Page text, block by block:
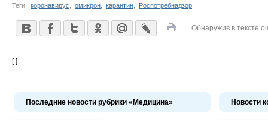
Теги: коронавирус омикрон карантин Роспотребнадзор
Обнаружив в тексте
[ ]
Последние новости рубрики «Медицина» Новости